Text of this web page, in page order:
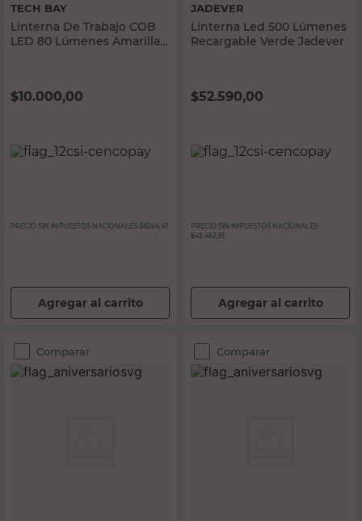
TECH BAY
Linterna De Trabajo COB
LED 80 Lúmenes Amarilla
$10.000,00
PRECIO SIN IMPUESTOS NACIONALES: $8264,47
Agregar al carrito
JADEVER
Linterna Led 500 Lúmenes
Recargable Verde Jadever
$52.590,00
PRECIO SIN IMPUESTOS NACIONALES:
$43.462,81
Agregar al carrito
Comparar Comparar